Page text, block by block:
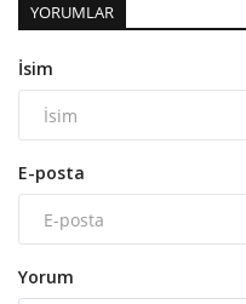
YORUMLAR
İsim
E-posta
Yorum